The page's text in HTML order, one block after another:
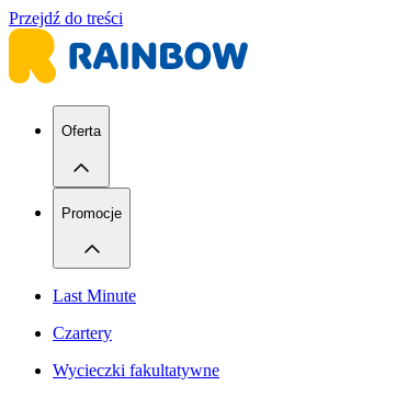
Przejdź do treści
Oferta
Promocje
Last Minute
Czartery
Wycieczki fakultatywne